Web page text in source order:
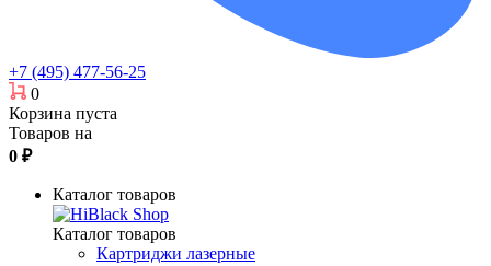
+7 (495) 477-56-25
0
Корзина пуста
Товаров на
0 ₽
Каталог товаров
Каталог товаров
Картриджи лазерные